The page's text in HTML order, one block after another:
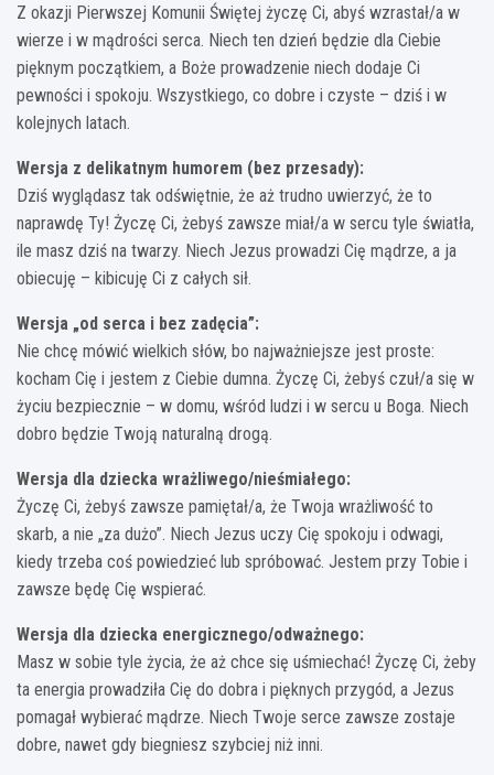
Z okazji Pierwszej Komunii Świętej życzę Ci, abyś wzrastał/a w
wierze i w mądrości serca. Niech ten dzień będzie dla Ciebie
pięknym początkiem, a Boże prowadzenie niech dodaje Ci
pewności i spokoju. Wszystkiego, co dobre i czyste – dziś i w
kolejnych latach.
Wersja z delikatnym humorem (bez przesady):
Dziś wyglądasz tak odświętnie, że aż trudno uwierzyć, że to
naprawdę Ty! Życzę Ci, żebyś zawsze miał/a w sercu tyle światła,
ile masz dziś na twarzy. Niech Jezus prowadzi Cię mądrze, a ja
obiecuję – kibicuję Ci z całych sił.
Wersja „od serca i bez zadęcia”:
Nie chcę mówić wielkich słów, bo najważniejsze jest proste:
kocham Cię i jestem z Ciebie dumna. Życzę Ci, żebyś czuł/a się w
życiu bezpiecznie – w domu, wśród ludzi i w sercu u Boga. Niech
dobro będzie Twoją naturalną drogą.
Wersja dla dziecka wrażliwego/nieśmiałego:
Życzę Ci, żebyś zawsze pamiętał/a, że Twoja wrażliwość to
skarb, a nie „za dużo”. Niech Jezus uczy Cię spokoju i odwagi,
kiedy trzeba coś powiedzieć lub spróbować. Jestem przy Tobie i
zawsze będę Cię wspierać.
Wersja dla dziecka energicznego/odważnego:
Masz w sobie tyle życia, że aż chce się uśmiechać! Życzę Ci, żeby
ta energia prowadziła Cię do dobra i pięknych przygód, a Jezus
pomagał wybierać mądrze. Niech Twoje serce zawsze zostaje
dobre, nawet gdy biegniesz szybciej niż inni.